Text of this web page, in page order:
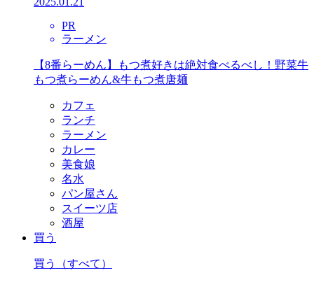
PR
ラーメン
【8番らーめん】もつ煮好きは絶対食べるべし！野菜牛
もつ煮らーめん&牛もつ煮唐麺
カフェ
ランチ
ラーメン
カレー
美食娘
名水
パン屋さん
スイーツ店
酒屋
買う
買う （すべて）